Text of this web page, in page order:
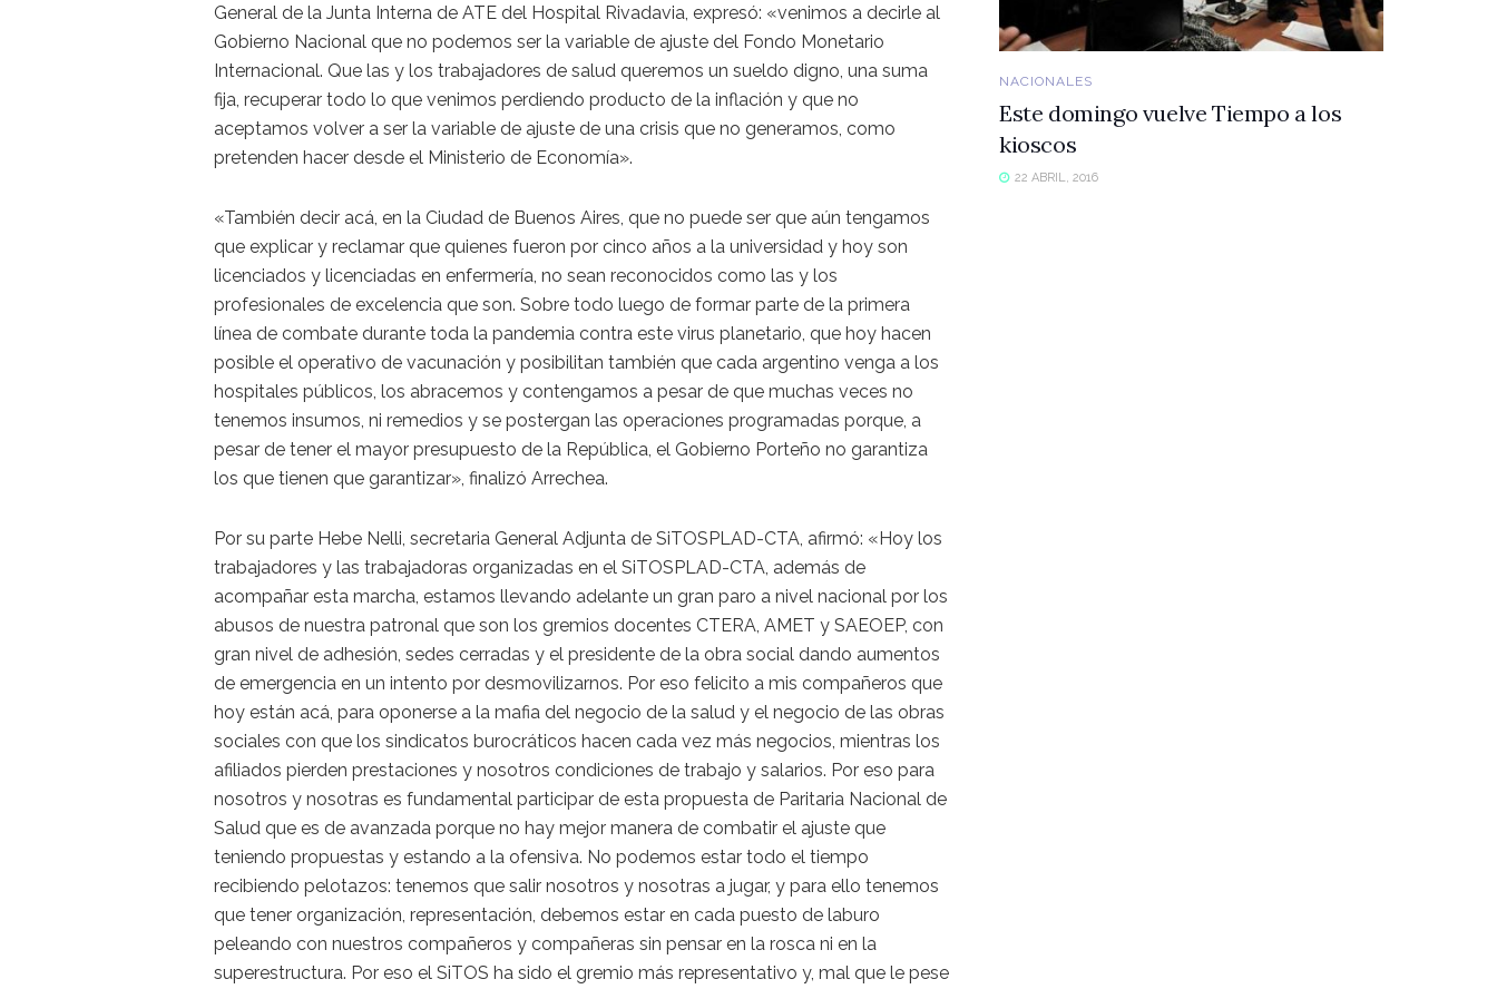
General de la Junta Interna de ATE del Hospital Rivadavia, expresó: «venimos a decirle al
Gobierno Nacional que no podemos ser la variable de ajuste del Fondo Monetario
Internacional. Que las y los trabajadores de salud queremos un sueldo digno, una suma
fija, recuperar todo lo que venimos perdiendo producto de la inflación y que no
aceptamos volver a ser la variable de ajuste de una crisis que no generamos, como
pretenden hacer desde el Ministerio de Economía».
«También decir acá, en la Ciudad de Buenos Aires, que no puede ser que aún tengamos
que explicar y reclamar que quienes fueron por cinco años a la universidad y hoy son
licenciados y licenciadas en enfermería, no sean reconocidos como las y los
profesionales de excelencia que son. Sobre todo luego de formar parte de la primera
línea de combate durante toda la pandemia contra este virus planetario, que hoy hacen
posible el operativo de vacunación y posibilitan también que cada argentino venga a los
hospitales públicos, los abracemos y contengamos a pesar de que muchas veces no
tenemos insumos, ni remedios y se postergan las operaciones programadas porque, a
pesar de tener el mayor presupuesto de la República, el Gobierno Porteño no garantiza
los que tienen que garantizar», finalizó Arrechea.
Por su parte Hebe Nelli, secretaria General Adjunta de SiTOSPLAD-CTA, afirmó: «Hoy los
trabajadores y las trabajadoras organizadas en el SiTOSPLAD-CTA, además de
acompañar esta marcha, estamos llevando adelante un gran paro a nivel nacional por los
abusos de nuestra patronal que son los gremios docentes CTERA, AMET y SAEOEP, con
gran nivel de adhesión, sedes cerradas y el presidente de la obra social dando aumentos
de emergencia en un intento por desmovilizarnos. Por eso felicito a mis compañeros que
hoy están acá, para oponerse a la mafia del negocio de la salud y el negocio de las obras
sociales con que los sindicatos burocráticos hacen cada vez más negocios, mientras los
afiliados pierden prestaciones y nosotros condiciones de trabajo y salarios. Por eso para
nosotros y nosotras es fundamental participar de esta propuesta de Paritaria Nacional de
Salud que es de avanzada porque no hay mejor manera de combatir el ajuste que
teniendo propuestas y estando a la ofensiva. No podemos estar todo el tiempo
recibiendo pelotazos: tenemos que salir nosotros y nosotras a jugar, y para ello tenemos
que tener organización, representación, debemos estar en cada puesto de laburo
peleando con nuestros compañeros y compañeras sin pensar en la rosca ni en la
superestructura. Por eso el SiTOS ha sido el gremio más representativo y, mal que le pese
NACIONALES
Este domingo vuelve Tiempo a los
kioscos
22 ABRIL, 2016